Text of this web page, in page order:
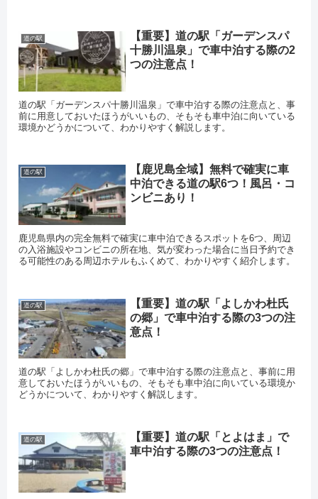
道の駅
【重要】道の駅「ガーデンスパ
十勝川温泉」で車中泊する際の2
つの注意点！
道の駅「ガーデンスパ十勝川温泉」で車中泊する際の注意点と、事
前に用意しておいたほうがいいもの、そもそも車中泊に向いている
環境かどうかについて、わかりやすく解説します。
道の駅
【鹿児島全域】無料で確実に車
中泊できる道の駅6つ！風呂・コ
ンビニあり！
鹿児島県内の完全無料で確実に車中泊できるスポットを6つ、周辺
の入浴施設やコンビニの所在地、気が変わった場合に当日予約でき
る可能性のある周辺ホテルもふくめて、わかりやすく紹介します。
道の駅
【重要】道の駅「よしかわ杜氏
の郷」で車中泊する際の3つの注
意点！
道の駅「よしかわ杜氏の郷」で車中泊する際の注意点と、事前に用
意しておいたほうがいいもの、そもそも車中泊に向いている環境か
どうかについて、わかりやすく解説します。
道の駅
【重要】道の駅「とよはま」で
車中泊する際の3つの注意点！